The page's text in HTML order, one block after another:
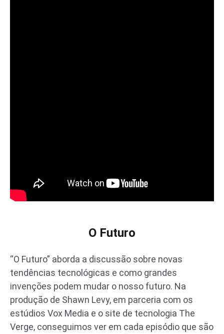
O Futuro
“O Futuro” aborda a discussão sobre novas
tendências tecnológicas e como grandes
invenções podem mudar o nosso futuro. Na
produção de Shawn Levy, em parceria com os
estúdios Vox Media e o site de tecnologia The
Verge, conseguimos ver em cada episódio que são